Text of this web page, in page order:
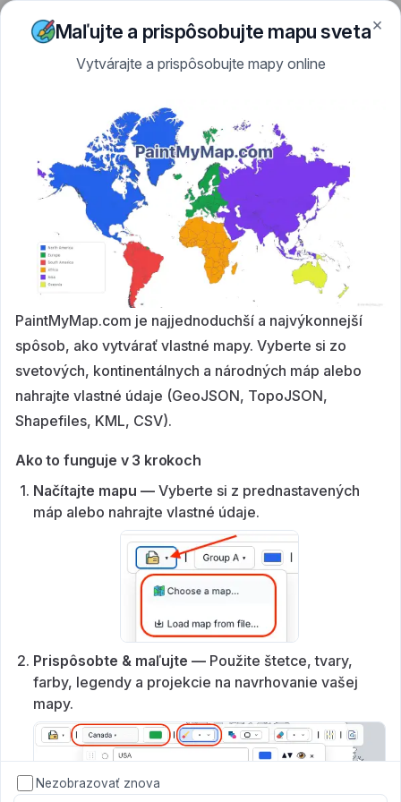
Skip to content
PaintMyMap ×
Maľujte a prispôsobujte mapu sveta
Vytvárajte a prispôsobujte mapy online
PaintMyMap.com je najjednoduchší a najvýkonnejší
spôsob, ako vytvárať vlastné mapy. Vyberte si zo
svetových, kontinentálnych a národných máp alebo
nahrajte vlastné údaje (GeoJSON, TopoJSON,
Shapefiles, KML, CSV).
Ako to funguje v 3 krokoch
Načítajte mapu — Vyberte si z prednastavených
máp alebo nahrajte vlastné údaje.
Prispôsobte & maľujte — Použite štetce, tvary,
farby, legendy a projekcie na navrhovanie vašej
mapy.
Nezobrazovať znova